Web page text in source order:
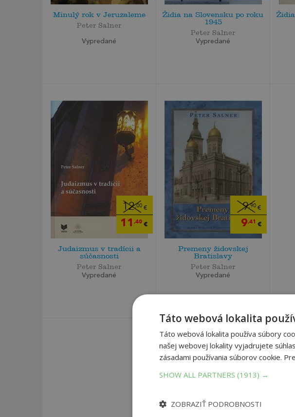
Minulý rok v Jeruzaleme
Peter Salner
Vypredané
Židia na Slovensku po roku
1945
Peter Salner
Vypredané
12,00 €
11 ,40 €
Judaizmus v tradícii a
súčasnosti
Peter Salner
Vypredané
9,90 €
9,41 €
Premeny židovskej
Bratislavy
Peter Salner
Vypredané
Táto webová lokalita
Táto webová lokalita používa súbory
našej webovej lokality vyjadrujete
zásadami používania súborov cookie.
SHOW ALL PARTNERS (1913) →
ZOBRAZIŤ PODROBNOSTI